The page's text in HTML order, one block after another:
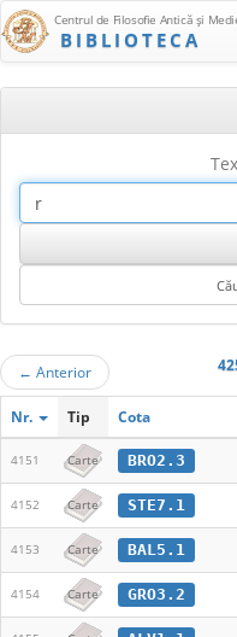
Centrul de Filosofie Antică şi
BIBLIOTECA
← Anterior
Nr. Tip Cota
4151 Carte BRO2.3
4152 Carte STE7.1
4153 Carte BAL5.1
4154 Carte GRO3.2